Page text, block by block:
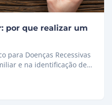
por que realizar um
para Doenças Recessivas
e na identificação de